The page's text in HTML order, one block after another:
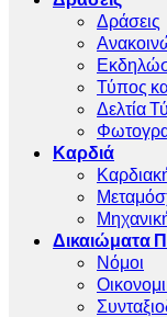
Δράσεις
Τύπος
Δελτία
Καρδιά
Δικαιώματα
Νόμοι